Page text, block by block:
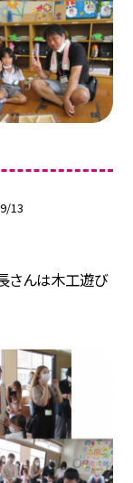
13
さんは木工遊び